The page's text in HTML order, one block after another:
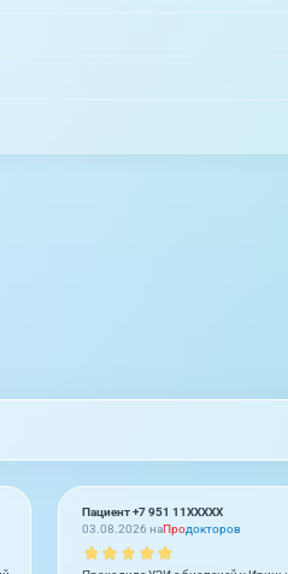
Пациент +7 951 11XXXXX
03.08.2026 наПродокторов